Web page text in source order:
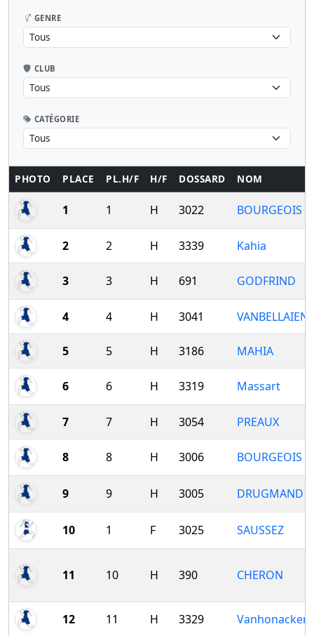
GENRE
CLUB
CATÉGORIE
PHOTO PLACE PL.H/F H/F DOSSARD NOM
1 1 H 3022 BOURGEOIS
2 2 H 3339 Kahia
3 3 H 691 GODFRIND
4 4 H 3041
5 5 H 3186 MAHIA
6 6 H 3319 Massart
7 7 H 3054 PREAUX
8 8 H 3006 BOURGEOIS
9 9 H 3005 DRUGMAND
10 1 F 3025 SAUSSEZ
11 10 H 390 CHERON
12 11 H 3329 Vanhonacker